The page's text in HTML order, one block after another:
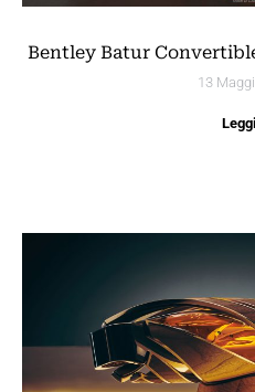
Bentley Batur
13
Leggi